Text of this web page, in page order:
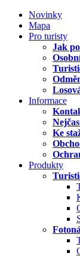
Novinky
Mapa
Pro turisty
Jak
Informace
Ke
Produkty